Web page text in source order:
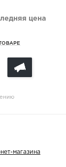
цена
магазина